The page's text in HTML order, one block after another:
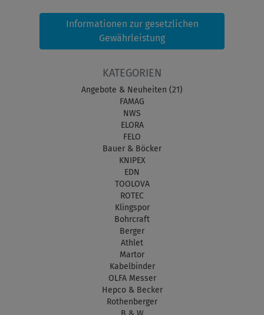
Informationen zur gesetzlichen
Gewährleistung
KATEGORIEN
Angebote & Neuheiten (21)
FAMAG
NWS
ELORA
FELO
Bauer & Böcker
KNIPEX
EDN
TOOLOVA
ROTEC
Klingspor
Bohrcraft
Berger
Athlet
Martor
Kabelbinder
OLFA Messer
Hepco & Becker
Rothenberger